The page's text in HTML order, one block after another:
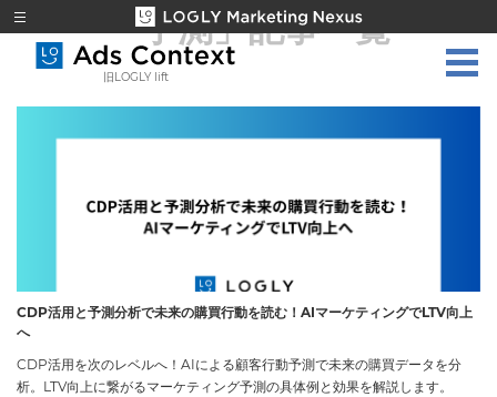
旧LOGLY lift
「予測」記事一覧
CDP活用と予測分析で未来の購買行動を読む！AIマーケティングでLTV向上
へ
CDP活用を次のレベルへ！AIによる顧客行動予測で未来の購買データを分
析。LTV向上に繋がるマーケティング予測の具体例と効果を解説します。